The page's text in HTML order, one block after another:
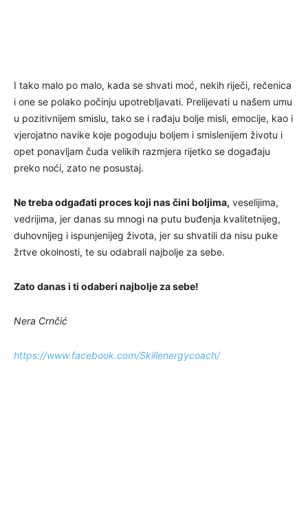
I tako malo po malo, kada se shvati moć, nekih riječi, rečenica
i one se polako počinju upotrebljavati. Prelijevati u našem umu
u pozitivnijem smislu, tako se i rađaju bolje misli, emocije, kao i
vjerojatno navike koje pogoduju boljem i smislenijem životu i
opet ponavljam čuda velikih razmjera rijetko se događaju
preko noći, zato ne posustaj.
Ne treba odgađati proces koji nas čini boljima, veselijima,
vedrijima, jer danas su mnogi na putu buđenja kvalitetnijeg,
duhovnijeg i ispunjenijeg života, jer su shvatili da nisu puke
žrtve okolnosti, te su odabrali najbolje za sebe.
Zato danas i ti odaberi najbolje za sebe!
Nera Crnčić
https://www.facebook.com/Skillenergycoach/